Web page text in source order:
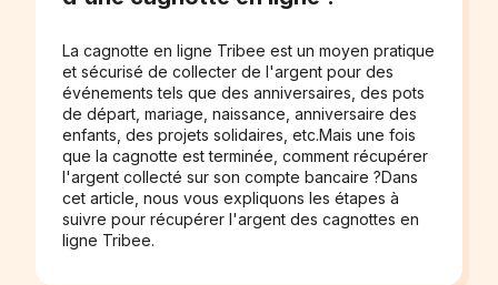
La cagnotte en ligne Tribee est un moyen pratique
et sécurisé de collecter de l'argent pour des
événements tels que des anniversaires, des pots
de départ, mariage, naissance, anniversaire des
enfants, des projets solidaires, etc.Mais une fois
que la cagnotte est terminée, comment récupérer
l'argent collecté sur son compte bancaire ?Dans
cet article, nous vous expliquons les étapes à
suivre pour récupérer l'argent des cagnottes en
ligne Tribee.